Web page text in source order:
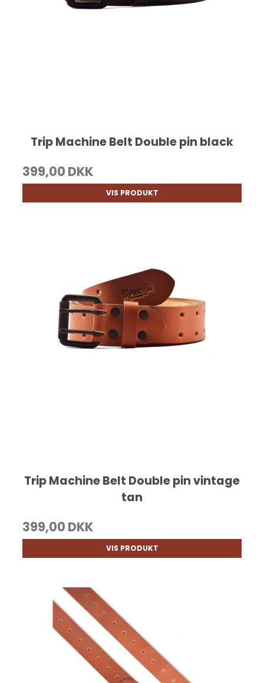
Trip Machine Belt Double pin black
399,00 DKK
VIS PRODUKT
Trip Machine Belt Double pin vintage
tan
399,00 DKK
VIS PRODUKT